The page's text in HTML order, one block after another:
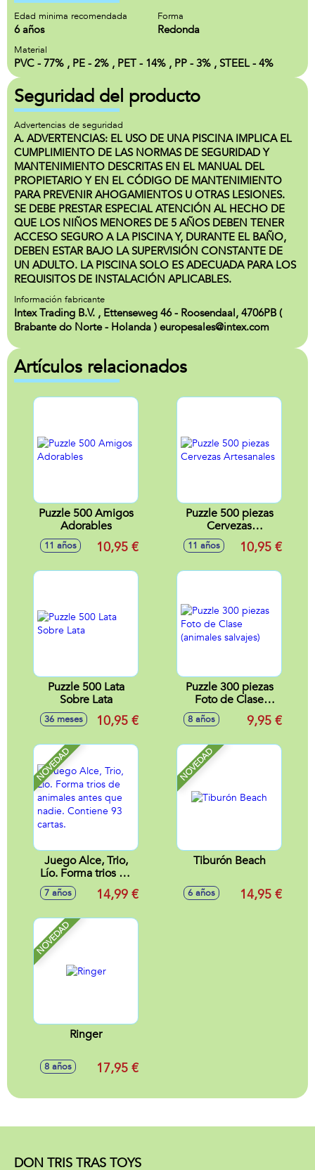
Edad minima recomendada
6 años
Forma
Redonda
Material
PVC - 77% , PE - 2% , PET - 14% , PP - 3% , STEEL - 4%
Seguridad del producto
Advertencias de seguridad
A. ADVERTENCIAS: EL USO DE UNA PISCINA IMPLICA EL
CUMPLIMIENTO DE LAS NORMAS DE SEGURIDAD Y
MANTENIMIENTO DESCRITAS EN EL MANUAL DEL
PROPIETARIO Y EN EL CÓDIGO DE MANTENIMIENTO
PARA PREVENIR AHOGAMIENTOS U OTRAS LESIONES.
SE DEBE PRESTAR ESPECIAL ATENCIÓN AL HECHO DE
QUE LOS NIÑOS MENORES DE 5 AÑOS DEBEN TENER
ACCESO SEGURO A LA PISCINA Y, DURANTE EL BAÑO,
DEBEN ESTAR BAJO LA SUPERVISIÓN CONSTANTE DE
UN ADULTO. LA PISCINA SOLO ES ADECUADA PARA LOS
REQUISITOS DE INSTALACIÓN APLICABLES.
Información fabricante
Intex Trading B.V. , Ettenseweg 46 - Roosendaal, 4706PB (
Brabante do Norte - Holanda ) europesales@intex.com
Artículos relacionados
Puzzle 500 Amigos
Adorables
11 años 10,95 €
Puzzle 500 piezas
Cervezas
Artesanales
11 años 10,95 €
Puzzle 500 Lata
Sobre Lata
36 meses 10,95 €
Puzzle 300 piezas
Foto de Clase
(animales salvajes)
8 años 9,95 €
NOVEDAD
Juego Alce, Trio,
Lío. Forma trios de
animales antes que
nadie. Contiene 93
7 años 14,99 €
NOVEDAD
Tiburón Beach
6 años 14,95 €
NOVEDAD
Ringer
8 años 17,95 €
DON TRIS TRAS TOYS